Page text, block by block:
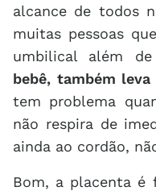
alcance de todos
muitas pessoas
umbilical além de
bebê, também leva
tem problema
não respira de
ainda ao cordão,
Bom, a placenta é